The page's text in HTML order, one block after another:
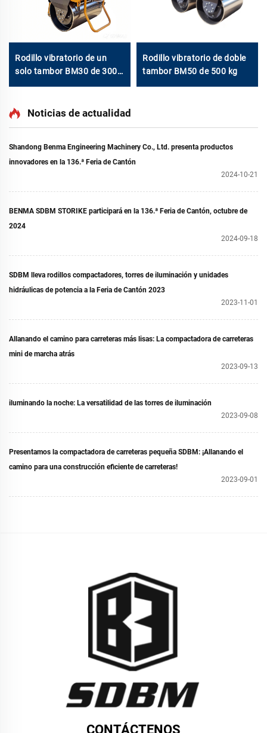
Rodillo vibratorio de un
solo tambor BM30 de 300
Rodillo vibratorio de doble
tambor BM50 de 500 kg
Noticias de actualidad
Shandong Benma Engineering Machinery Co., Ltd. presenta productos
innovadores en la 136.ª Feria de Cantón
2024-10-21
BENMA SDBM STORIKE participará en la 136.ª Feria de Cantón, octubre de
2024
2024-09-18
SDBM lleva rodillos compactadores, torres de iluminación y unidades
hidráulicas de potencia a la Feria de Cantón 2023
2023-11-01
Allanando el camino para carreteras más lisas: La compactadora de carreteras
mini de marcha atrás
2023-09-13
iluminando la noche: La versatilidad de las torres de iluminación
2023-09-08
Presentamos la compactadora de carreteras pequeña SDBM: ¡Allanando el
camino para una construcción eficiente de carreteras!
2023-09-01
CONTÁCTENOS